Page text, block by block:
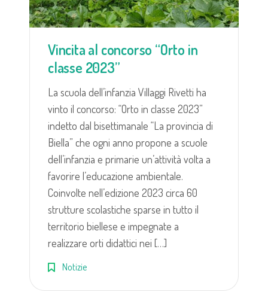
Vincita al concorso “Orto in
classe 2023”
La scuola dell’infanzia Villaggi Rivetti ha
vinto il concorso: “Orto in classe 2023”
indetto dal bisettimanale “La provincia di
Biella” che ogni anno propone a scuole
dell’infanzia e primarie un’attività volta a
favorire l’educazione ambientale.
Coinvolte nell’edizione 2023 circa 60
strutture scolastiche sparse in tutto il
territorio biellese e impegnate a
realizzare orti didattici nei […]
Notizie